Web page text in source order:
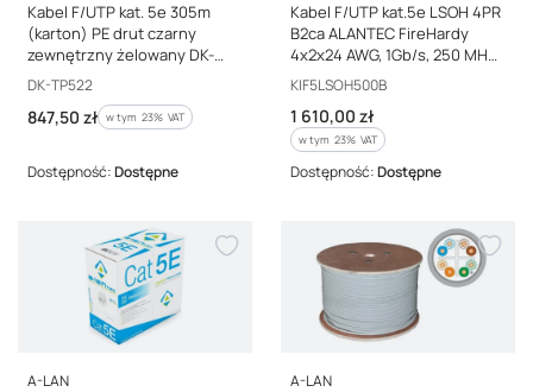
Kabel F/UTP kat. 5e 305m
(karton) PE drut czarny
zewnętrzny żelowany DK-
TP522
Kod producenta
DK-TP522
Cena brutto
847,50 zł w tym %s VAT
w tym 23% VAT
Dostępność:Dostępne
Kabel F/UTP kat.5e LSOH 4PR
B2ca ALANTEC FireHardy
4x2x24 AWG, 1Gb/s, 250 MHz,
gwarancja 25 lat, certyfikat
INTERTEK ETL 500m
Kod producenta
KIF5LSOH500B
Cena brutto
1 610,00 zł
w tym %s VAT
w tym 23% VAT
Dostępność:Dostępne
PRODUCENT
A-LAN PRODUCENT
A-LAN